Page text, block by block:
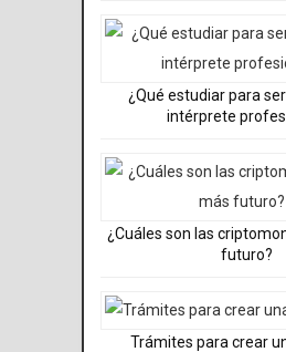
¿Qué estudiar para
intérprete
¿Cuáles son las
futuro?
Trámites para crear